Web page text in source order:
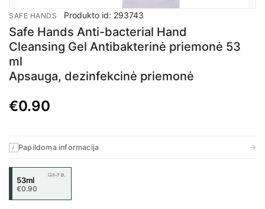
SAFE HANDS Produkto id: 293743
Safe Hands Anti-bacterial Hand
Cleansing Gel Antibakterinė priemonė 53
ml
Apsauga, dezinfekcinė priemonė
€0.90
i Papildoma informacija →
53ml
€0.90
1-7 D.